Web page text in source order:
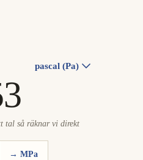
pascal (Pa)
tal så räknar vi direkt
→ MPa